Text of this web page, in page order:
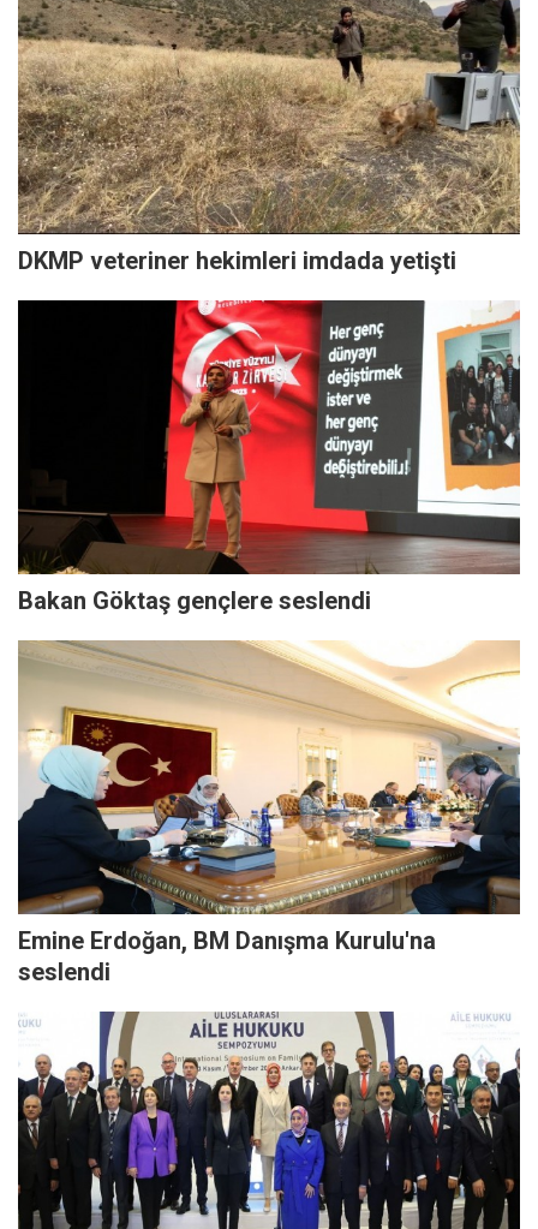
DKMP veteriner hekimleri imdada yetişti
Bakan Göktaş gençlere seslendi
Emine Erdoğan, BM Danışma Kurulu'na
seslendi